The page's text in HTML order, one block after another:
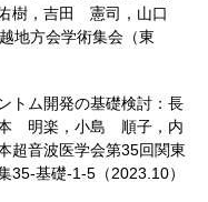
樹，吉田 憲司，山口
地方会学術集会（東
トム開発の基礎検討：長
明楽，小島 順子，内
音波医学会第35回関東
35-基礎-1-5（2023.10）